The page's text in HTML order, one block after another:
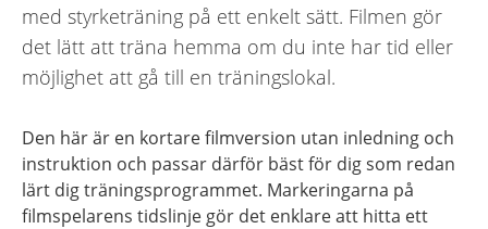
med styrketräning på ett enkelt sätt. Filmen gör
det lätt att träna hemma om du inte har tid eller
möjlighet att gå till en träningslokal.
Den här är en kortare filmversion utan inledning och
instruktion och passar därför bäst för dig som redan
lärt dig träningsprogrammet. Markeringarna på
filmspelarens tidslinje gör det enklare att hitta ett